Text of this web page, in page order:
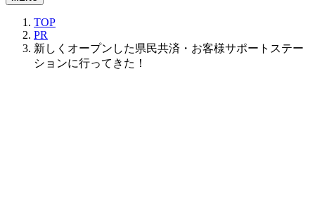
TOP
PR
新しくオープンした県民共済・お客様サポートステー
ションに行ってきた！